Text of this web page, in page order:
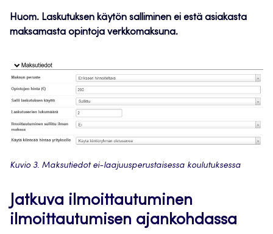
Huom. Laskutuksen käytön salliminen ei estä asiakasta
maksamasta opintoja verkkomaksuna.
Kuvio 3. Maksutiedot ei-laajuusperustaisessa koulutuksessa
Jatkuva ilmoittautuminen
ilmoittautumisen ajankohdassa